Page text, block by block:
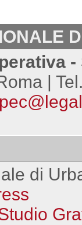
|
di